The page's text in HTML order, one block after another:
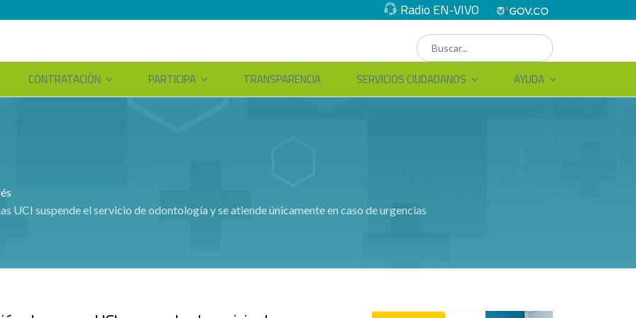
Radio EN-VIVO
CONTRATACIÓN PARTICIPA TRANSPARENCIA SERVICIOS CIUDADANOS AYUDA
UCI suspende el servicio de odontología y se atiende únicamente en caso de urgencias